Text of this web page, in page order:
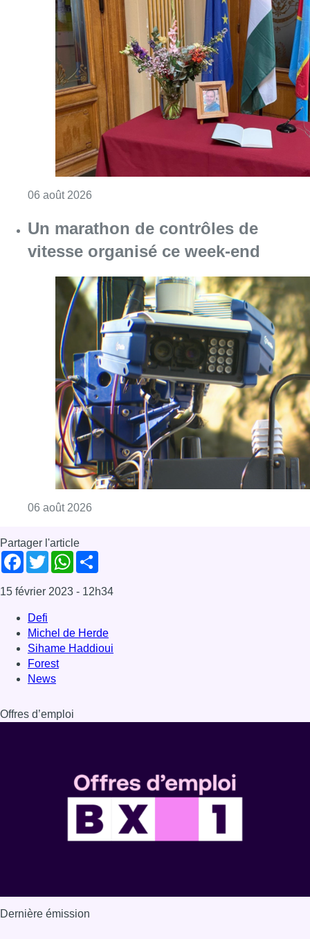
06 août 2026
Un marathon de contrôles de
vitesse organisé ce week-end
06 août 2026
Partager l'article
Facebook
TwitterWhatsApp
15 février 2023 - 12h34
Defi
Michel de Herde
Sihame Haddioui
Forest
News
Offres d’emploi
Dernière émission